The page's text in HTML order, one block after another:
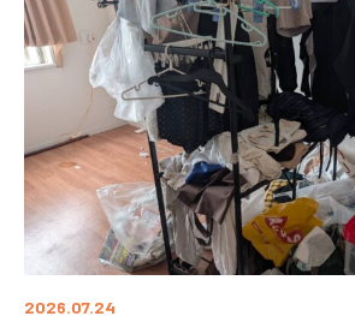
2026.07.24